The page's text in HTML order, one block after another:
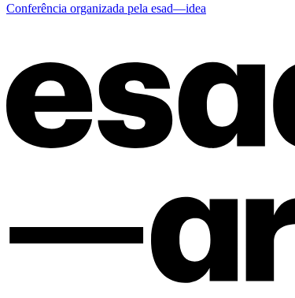
Conferência organizada pela esad—idea